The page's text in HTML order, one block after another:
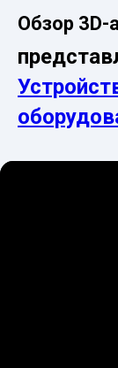
Обзор 3D-